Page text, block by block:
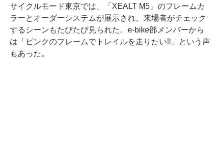
サイクルモード東京では、「XEALT M5」のフレームカ
ラーとオーダーシステムが展示され、来場者がチェック
するシーンもたびたび見られた。e-bike部メンバーから
は「ピンクのフレームでトレイルを走りたい!!」という声
もあった。